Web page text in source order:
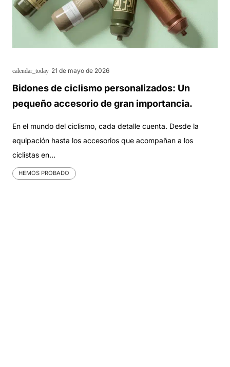
calendar_today 21 de mayo de 2026
Bidones de ciclismo personalizados: Un
pequeño accesorio de gran importancia.
En el mundo del ciclismo, cada detalle cuenta. Desde la
equipación hasta los accesorios que acompañan a los
ciclistas en…
HEMOS PROBADO